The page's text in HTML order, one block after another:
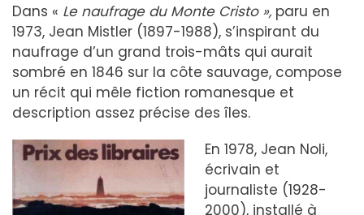
Dans « Le naufrage du Monte Cristo », paru en
1973, Jean Mistler (1897-1988), s’inspirant du
naufrage d’un grand trois-mâts qui aurait
sombré en 1846 sur la côte sauvage, compose
un récit qui mêle fiction romanesque et
description assez précise des îles.
En 1978, Jean Noli,
écrivain et
journaliste (1928-
2000), installé à